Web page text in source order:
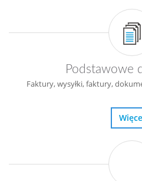
Podstawowe
Faktury, wysyłki, faktury,